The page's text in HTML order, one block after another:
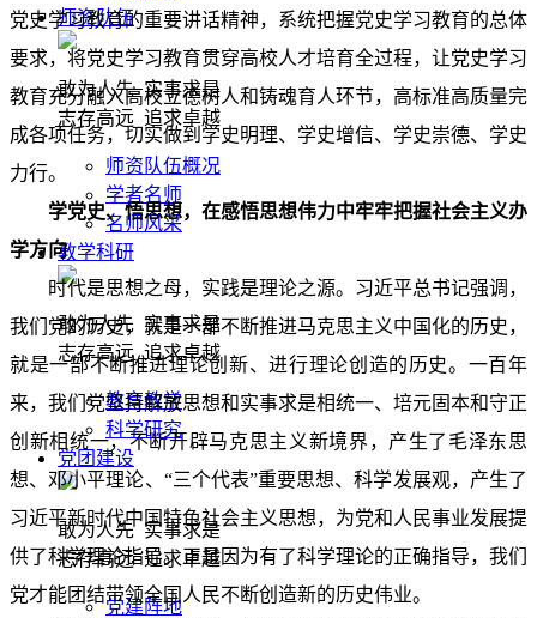
师资队伍
敢为人先 实事求是
志存高远 追求卓越
师资队伍概况
学者名师
名师风采
教学科研
敢为人先 实事求是
志存高远 追求卓越
教育教学
科学研究
党团建设
敢为人先 实事求是
志存高远 追求卓越
党建阵地
党史学习教育的重要讲话精神，系统把握党史学习教育的总体
要求，将党史学习教育贯穿高校人才培育全过程，让党史学习
教育充分融入高校立德树人和铸魂育人环节，高标准高质量完
成各项任务，切实做到学史明理、学史增信、学史崇德、学史
力行。
学党史、悟思想，在感悟思想伟力中牢牢把握社会主义办
学方向
时代是思想之母，实践是理论之源。习近平总书记强调，
我们党的历史，就是一部不断推进马克思主义中国化的历史，
就是一部不断推进理论创新、进行理论创造的历史。一百年
来，我们党坚持解放思想和实事求是相统一、培元固本和守正
创新相统一，不断开辟马克思主义新境界，产生了毛泽东思
想、邓小平理论、“三个代表”重要思想、科学发展观，产生了
习近平新时代中国特色社会主义思想，为党和人民事业发展提
供了科学理论指导。正是因为有了科学理论的正确指导，我们
党才能团结带领全国人民不断创造新的历史伟业。